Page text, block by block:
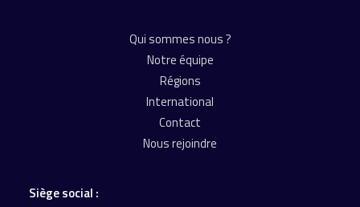
Qui sommes nous ?
Notre équipe
Régions
International
Contact
Nous rejoindre
Siège social :